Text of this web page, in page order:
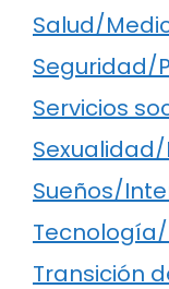
Salud/
Seguridad/
Servicios
Sueños/
Transición